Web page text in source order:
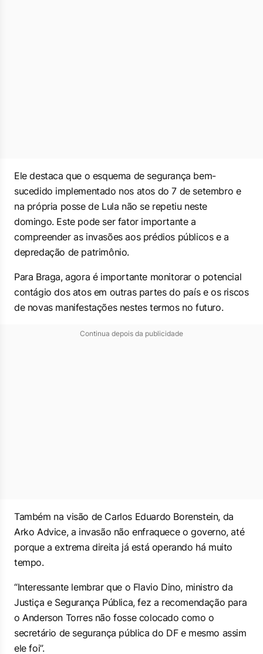
Ele destaca que o esquema de segurança bem-
sucedido implementado nos atos do 7 de setembro e
na própria posse de Lula não se repetiu neste
domingo. Este pode ser fator importante a
compreender as invasões aos prédios públicos e a
depredação de patrimônio.
Para Braga, agora é importante monitorar o potencial
contágio dos atos em outras partes do país e os riscos
de novas manifestações nestes termos no futuro.
Continua depois da publicidade
Também na visão de Carlos Eduardo Borenstein, da
Arko Advice, a invasão não enfraquece o governo, até
porque a extrema direita já está operando há muito
tempo.
“Interessante lembrar que o Flavio Dino, ministro da
Justiça e Segurança Pública, fez a recomendação para
o Anderson Torres não fosse colocado como o
secretário de segurança pública do DF e mesmo assim
ele foi”.